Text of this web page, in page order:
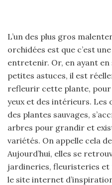
L’un des plus gros
orchidées est que c’est
entretenir. Or, en ayant en
petites astuces, il est
refleurir cette plante, pour
yeux et des intérieurs. Les
des plantes sauvages,
arbres pour grandir et
variétés. On appelle cela
Aujourd’hui, elles se
jardineries, fleuristeries et
le site internet